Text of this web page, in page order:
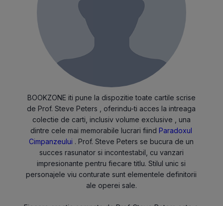
BOOKZONE iti pune la dispozitie toate cartile scrise
de Prof. Steve Peters , oferindu-ti acces la intreaga
colectie de carti, inclusiv volume exclusive , una
dintre cele mai memorabile lucrari fiindParadoxul
Cimpanzeului . Prof. Steve Peters se bucura de un
succes rasunator si incontestabil, cu vanzari
impresionante pentru fiecare titlu. Stilul unic si
personajele viu conturate sunt elementele definitorii
ale operei sale.